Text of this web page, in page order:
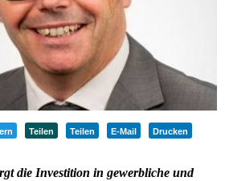
Teilen Teilen E-Mail Drucken
die Investition in gewerbliche und